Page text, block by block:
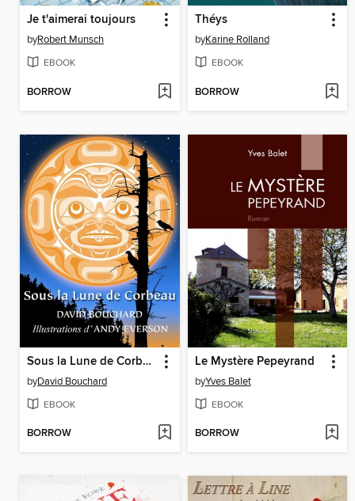
Je t'aimerai toujours
byRobert Munsch
EBOOK
BORROW
Théys
byKarine Rolland
EBOOK
BORROW
Sous la Lune de Corbeau
byDavid Bouchard
EBOOK
BORROW
Le Mystère Pepeyrand
byYves Balet
EBOOK
BORROW